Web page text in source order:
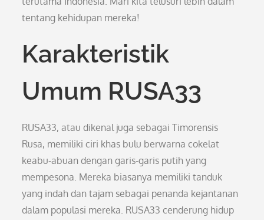
tentang kehidupan mereka!
Karakteristik
Umum RUSA33
RUSA33, atau dikenal juga sebagai Timorensis
Rusa, memiliki ciri khas bulu berwarna cokelat
keabu-abuan dengan garis-garis putih yang
mempesona. Mereka biasanya memiliki tanduk
yang indah dan tajam sebagai penanda kejantanan
dalam populasi mereka. RUSA33 cenderung hidup